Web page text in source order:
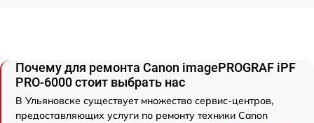
Почему для ремонта Canon imagePROGRAF iPF
PRO-6000 стоит выбрать нас
В Ульяновске существует множество сервис-центров,
предоставляющих услуги по ремонту техники Canon